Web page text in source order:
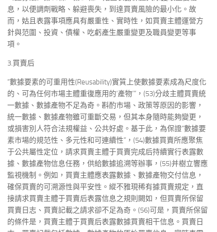
息，以便調劑戰略、躲避喪失，到達買賣風險的最小化。故
而，姑且表露事項應具有嚴重性、實時性，如買賣主體運營方
針與范圍、投資、債權、吃虧產生嚴重變更及職員變更等事
項。
3.買賣后
“數據要素的可重用性(Reusability)實質上使數據要素成為尺度化
的、可為任何市場主體重復應用的‘產物’”，(53)分歧主體買賣統
一數據、數據產物不足為奇。斟酌市場、政策等原因的影響，
統一數據、數據產物雖可重斷交易，但其本身隨時能夠變更，
或損害別人符合法規權益、公共好處。基于此，為保證“數據要
素市場的規范性、多元性和可連續性”，(54)數據買賣所應聚焦
于公共屬性定位，請求買賣主體于買賣完成后持續實行表露數
據、數據產物信息任務，供給數據追溯等辦事，(55)并樹立響應
監視機制。例如，買賣主體應表露數據、數據產物交付信息，
確保買賣的可溯源性與平安性。縱不雅現稀有據買賣規定，直
接請求買賣主體于買賣后表露信息之規則闕如，但買賣所保留
買賣日志、買賣記載之請求卻不足為奇。(56)可是，買賣所保留
的條件是，買賣主體于買賣后表露數據買賣相干信息。買賣日